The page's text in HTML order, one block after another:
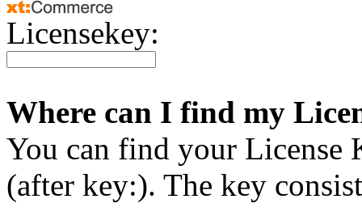
Licensekey:
Where can I find my
You can find your
(after key:). The key